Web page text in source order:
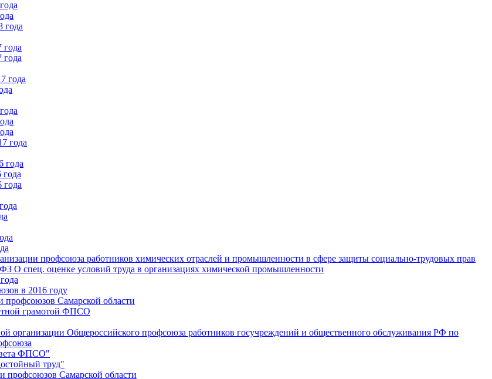
года
года
года
года
профсоюза работников химических отраслей и промышленности в сфере защиты социально-трудовых прав
О спец. оценке условий труда в организациях химической промышленности
в 2016 году
Самарской области
грамотой ФПСО
организации Общероссийского профсоюза работников госучреждений и общественного обслуживания РФ по
ФПСО"
труд"
Самарской области